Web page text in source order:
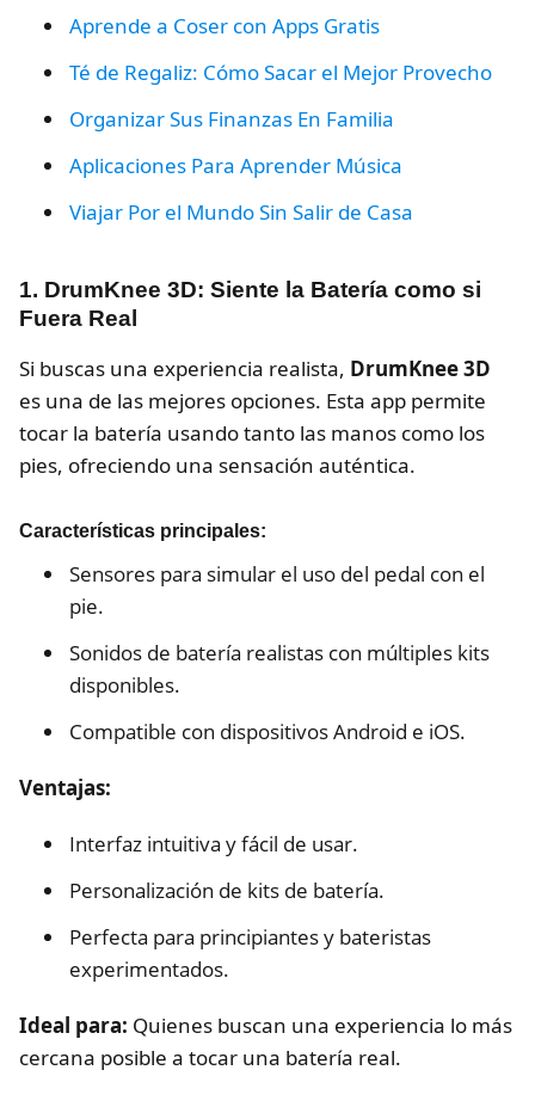
Aprende a Coser con Apps Gratis
Té de Regaliz: Cómo Sacar el Mejor Provecho
Organizar Sus Finanzas En Familia
Aplicaciones Para Aprender Música
Viajar Por el Mundo Sin Salir de Casa
1. DrumKnee 3D: Siente la Batería como si
Fuera Real
Si buscas una experiencia realista, DrumKnee 3D
es una de las mejores opciones. Esta app permite
tocar la batería usando tanto las manos como los
pies, ofreciendo una sensación auténtica.
Características principales:
Sensores para simular el uso del pedal con el
pie.
Sonidos de batería realistas con múltiples kits
disponibles.
Compatible con dispositivos Android e iOS.
Ventajas:
Interfaz intuitiva y fácil de usar.
Personalización de kits de batería.
Perfecta para principiantes y bateristas
experimentados.
Ideal para: Quienes buscan una experiencia lo más
cercana posible a tocar una batería real.